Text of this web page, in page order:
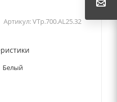
Артикул:VTp.700.AL25.32
Белый